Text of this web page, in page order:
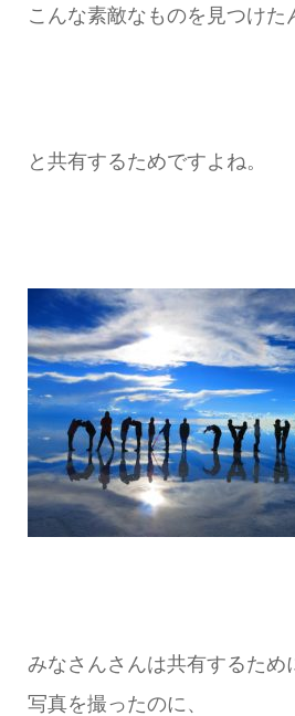
こんな素敵なものを見つけた
と共有するためですよね。
みなさんさんは共有するため
写真を撮ったのに、